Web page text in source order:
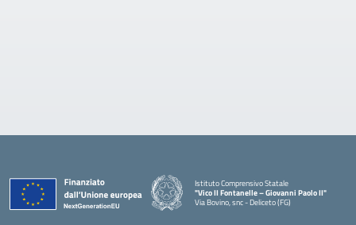
Istituto Comprensivo Statale
"Vico II Fontanelle – Giovanni Paolo II"
Via Bovino, snc - Deliceto (FG)